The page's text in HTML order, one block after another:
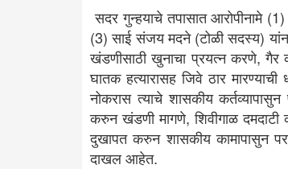
सदर गुन्हयाचे तपासात आरोपीनामे
(3) साई संजय मदने (टोळी सदस्य)
खंडणीसाठी खुनाचा प्रयत्न करणे, गैर
घातक हत्यारासह जिवे ठार
नोकरास त्याचे शासकीय कर्तव्यापासुन
करुन खंडणी मागणे, शिवीगाळ दमदाटी
दुखापत करुन शासकीय कामापासुन
दाखल आहेत.